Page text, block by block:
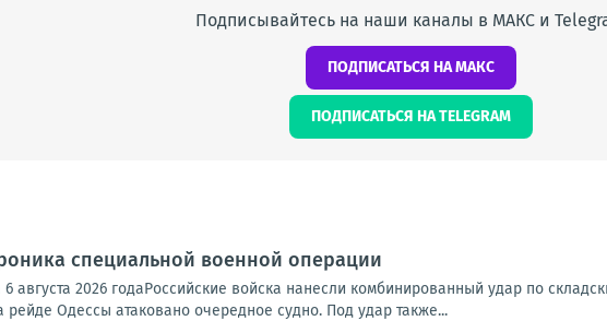
Подписывайтесь на наши каналы в МАКС и
ПОДПИСАТЬСЯ НА МАКС
ПОДПИСАТЬСЯ НА TELEGRAM
специальной военной операции
6 августа 2026 годаРоссийские войска нанесли комбинированный удар по
рейде Одессы атаковано очередное судно. Под удар также...